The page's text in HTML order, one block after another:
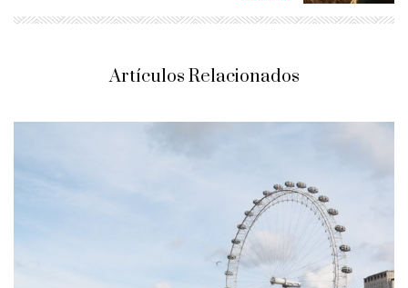
Artículos Relacionados